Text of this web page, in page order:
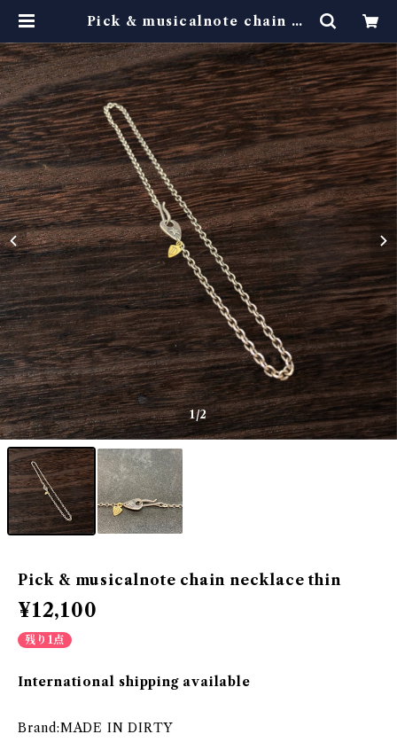
Pick & musicalnote chain ne
1/2
Pick & musicalnote chain necklace thin
¥12,100
残り1点
International shipping available
Brand:MADE IN DIRTY